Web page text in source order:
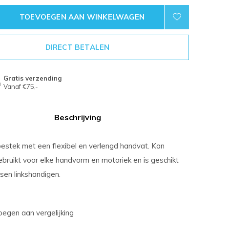
TOEVOEGEN AAN WINKELWAGEN
DIRECT BETALEN
Gratis verzending
Vanaf €75,-
Beschrijving
met een flexibel en verlengd handvat. Kan
voor elke handvorm en motoriek en is geschikt
linkshandigen.
aan vergelijking